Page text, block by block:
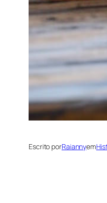
Escrito porRaiannyem